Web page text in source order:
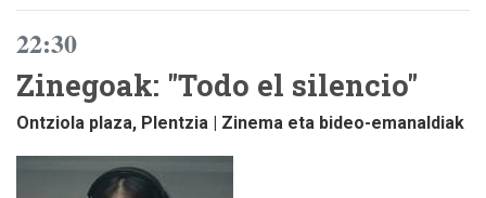
22:30
Zinegoak: "Todo el silencio"
Ontziola plaza, Plentzia | Zinema eta bideo-emanaldiak